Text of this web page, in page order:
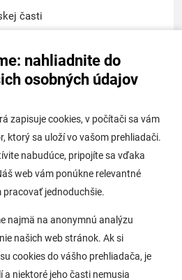
nahliadnite do
osobných údajov
zapisuje cookies, v počítači sa vám
ktorý sa uloží vo vašom prehliadači.
nabudúce, pripojíte sa vďaka
web vám ponúkne relevantné
pracovať jednoduchšie.
najmä na anonymnú analýzu
našich web stránok. Ak si
cookies do vášho prehliadača, je
a niektoré jeho časti nemusia
časti
úradu